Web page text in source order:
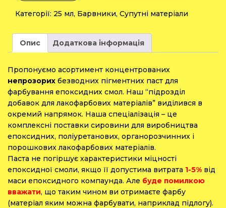
кількість
Категорії: 25 мл, Барвники, Супутні матеріали
Опис Додаткова інформація
Пропонуємо асортимент концентрованих
непрозорих безводних пігментних паст для
фарбування епоксидних смол. Наш “підрозділ
добавок для лакофарбових матеріалів” виділився в
окремий напрямок. Наша спеціалізація – це
комплексні поставки сировини для виробництва
епоксидних, поліуретанових, органорозчинних і
порошкових лакофарбових матеріалів.
Паста не погіршує характеристики міцності
епоксидної смоли, якщо її допустима витрата 1-5% від
маси епоксидного компаунда. Але буде помилкою
вважати, що таким чином ви отримаєте фарбу
(матеріал яким можна фарбувати, наприклад підлогу).